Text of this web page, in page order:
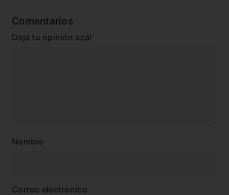
Comentarios
Dejá tu opinión acá!
Nombre
Correo electrónico